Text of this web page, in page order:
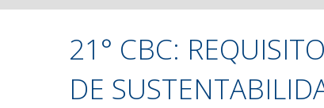
21° CBC:
DE